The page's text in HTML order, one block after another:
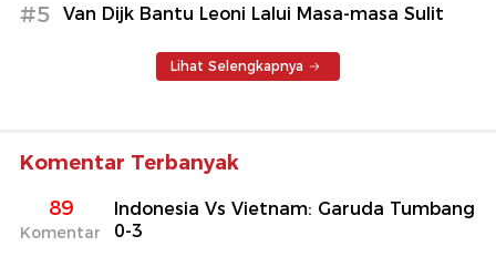
#5 Van Dijk Bantu Leoni Lalui Masa-masa Sulit
Lihat Selengkapnya
Komentar Terbanyak
89
Komentar
Indonesia Vs Vietnam: Garuda Tumbang
0-3